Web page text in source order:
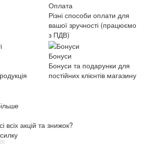
Оплата
Різні способи оплати для
вашої зручності (працюємо
з ПДВ)
Бонуси
Бонуси та подарунки для
постійних клієнтів магазину
всіх акцій та знижок?